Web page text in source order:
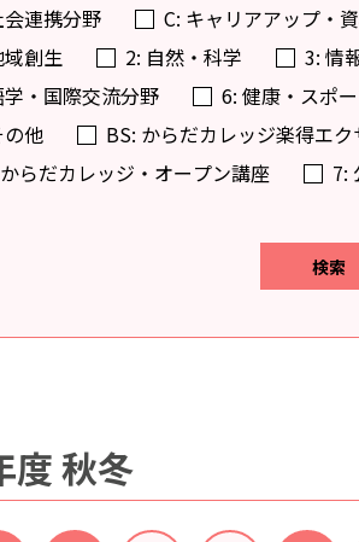
会連携分野
C: キャリアアップ・
域創生
2: 自然・科学 3: 情
学・国際交流分野
6: 健康・スポ
他
BS: からだカレッジ楽得エ
らだカレッジ・オープン講座
7:
度 秋冬